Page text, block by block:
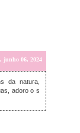
junho 06, 2024
da natura,
adoro o s